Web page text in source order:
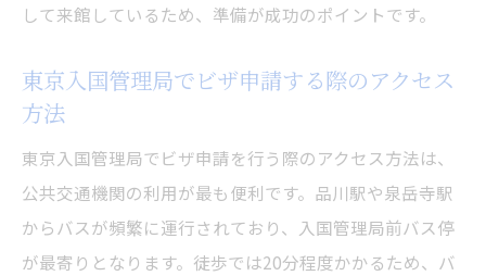
して来館しているため、準備が成功のポイントです。
東京入国管理局でビザ申請する際のアクセス
方法
東京入国管理局でビザ申請を行う際のアクセス方法は、
公共交通機関の利用が最も便利です。品川駅や泉岳寺駅
からバスが頻繁に運行されており、入国管理局前バス停
が最寄りとなります。徒歩では20分程度かかるため、バ